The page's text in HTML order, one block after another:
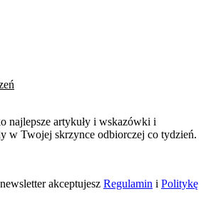
najlepsze artykuły i wskazówki i
w Twojej skrzynce odbiorczej co tydzień.
akceptujesz Regulamin i Politykę